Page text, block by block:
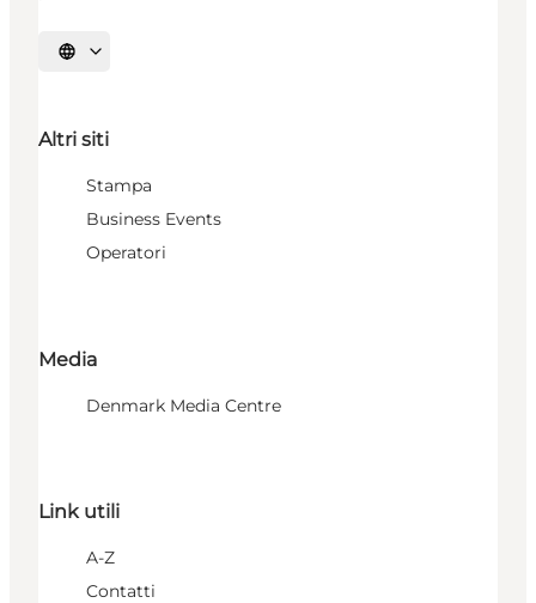
Seleziona la lingua
Altri siti
Stampa
Business Events
Operatori
Media
Denmark Media Centre
Link utili
A-Z
Contatti